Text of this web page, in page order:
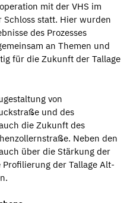
mit der VHS im
Schloss statt. Hier wurden
des Prozesses
an Themen und
für die Zukunft der Tallage
von
und des
die Zukunft des
Neben den
über die Stärkung der
der Tallage Alt-